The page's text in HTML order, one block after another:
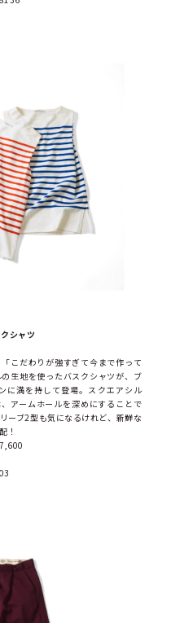
シャツ
こだわりが強すぎて今まで作って
生地を使ったバスクシャツが、ブ
に満を持して登場。スクエアシル
アームホールを深めにすることで
ーブ2型も気になるけれど、新鮮な
！